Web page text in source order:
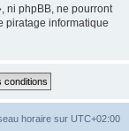
ni phpBB, ne pourront
piratage informatique
horaire sur UTC+02:00